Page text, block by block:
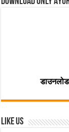
Like Us